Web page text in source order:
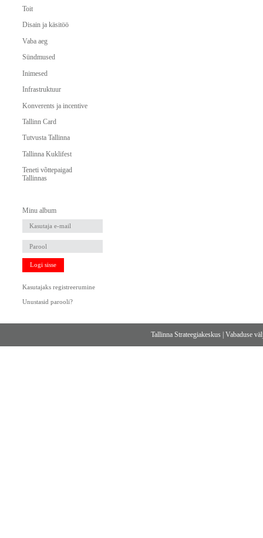
Toit
Disain ja käsitöö
Vaba aeg
Sündmused
Inimesed
Infrastruktuur
Konverents ja incentive
Tallinn Card
Tutvusta Tallinna
Tallinna Kuklifest
Teneti võttepaigad
Tallinnas
Minu album
Logi sisse
Kasutajaks registreerumine
Unustasid parooli?
Tallinna Strateegiakeskus |Vabaduse